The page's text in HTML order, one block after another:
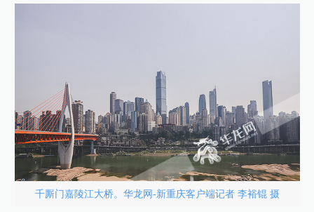
千厮门嘉陵江大桥。华龙网-新重庆客户端记者 李裕锟 摄